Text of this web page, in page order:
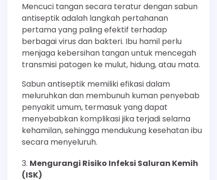
Mencuci tangan secara teratur dengan sabun
antiseptik adalah langkah pertahanan
pertama yang paling efektif terhadap
berbagai virus dan bakteri. Ibu hamil perlu
menjaga kebersihan tangan untuk mencegah
transmisi patogen ke mulut, hidung, atau mata.
Sabun antiseptik memiliki efikasi dalam
meluruhkan dan membunuh kuman penyebab
penyakit umum, termasuk yang dapat
menyebabkan komplikasi jika terjadi selama
kehamilan, sehingga mendukung kesehatan ibu
secara menyeluruh.
Mengurangi Risiko Infeksi Saluran Kemih
(ISK)